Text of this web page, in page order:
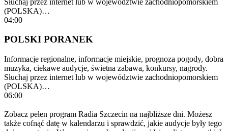
(POLSKA)…
04:00
POLSKI PORANEK
Informacje regionalne, informacje miejskie, prognoza pogody, dobra
muzyka, ciekawe audycje, świetna zabawa, konkursy, nagrody.
Słuchaj przez internet lub w województwie zachodniopomorskiem
(POLSKA)…
06:00
Zobacz pełen program Radia Szczecin na najbliższe dni. Możesz
także cofnąć datę w kalendarzu i sprawdzić, jakie audycje były tego